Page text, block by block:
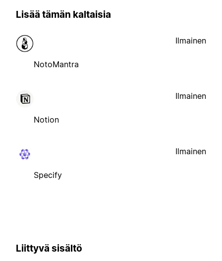
Lisää tämän kaltaisia
NotoMantra
Ilmainen
Notion
Ilmainen
Specify
Ilmainen
Liittyvä sisältö